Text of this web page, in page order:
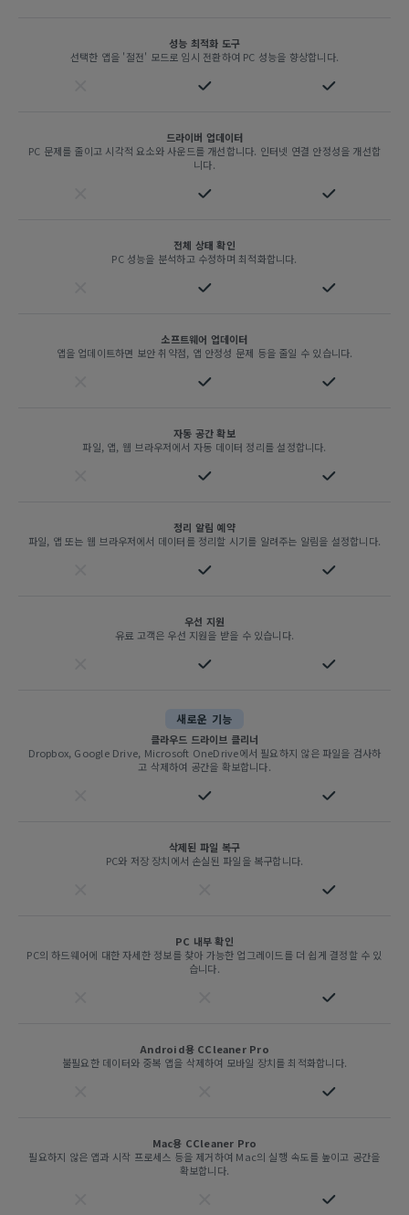
성능 최적화 도구
선택한 앱을 '절전' 모드로 임시 전환하여 PC 성능을 향상합니다.
드라이버 업데이터
PC 문제를 줄이고 시각적 요소와 사운드를 개선합니다. 인터넷 연결 안정성을 개선합
니다.
전체 상태 확인
PC 성능을 분석하고 수정하며 최적화합니다.
소프트웨어 업데이터
앱을 업데이트하면 보안 취약점, 앱 안정성 문제 등을 줄일 수 있습니다.
자동 공간 확보
파일, 앱, 웹 브라우저에서 자동 데이터 정리를 설정합니다.
정리 알림 예약
파일, 앱 또는 웹 브라우저에서 데이터를 정리할 시기를 알려주는 알림을 설정합니다.
우선 지원
유료 고객은 우선 지원을 받을 수 있습니다.
새로운 기능
클라우드 드라이브 클리너
Dropbox, Google Drive, Microsoft OneDrive에서 필요하지 않은 파일을 검사하
고 삭제하여 공간을 확보합니다.
삭제된 파일 복구
PC와 저장 장치에서 손실된 파일을 복구합니다.
PC 내부 확인
PC의 하드웨어에 대한 자세한 정보를 찾아 가능한 업그레이드를 더 쉽게 결정할 수 있
습니다.
Android용 CCleaner Pro
불필요한 데이터와 중복 앱을 삭제하여 모바일 장치를 최적화합니다.
Mac용 CCleaner Pro
필요하지 않은 앱과 시작 프로세스 등을 제거하여 Mac의 실행 속도를 높이고 공간을
확보합니다.